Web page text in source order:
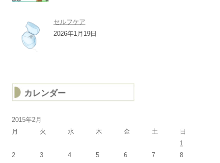
セルフケア
2026年1月19日
カレンダー
2015年2月
月
火 水 木 金 土
日
1
2
3 4 5 6 7
8